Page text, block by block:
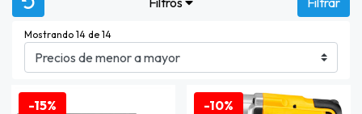
Mostrando 14 de 14
-15% -10%